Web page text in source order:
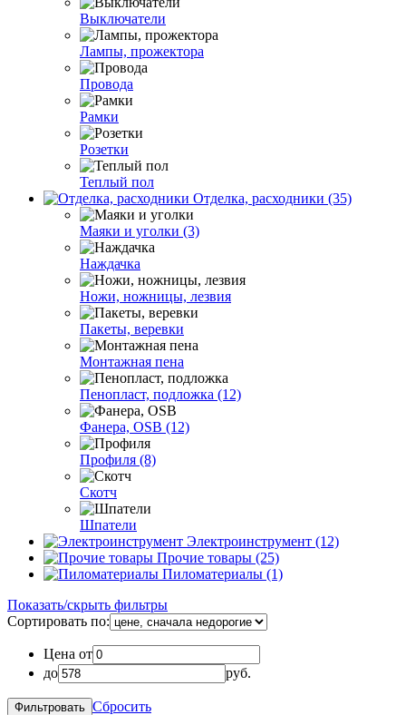
Выключатели
Лампы, прожектора
Провода
Рамки
Розетки
Теплый пол
Отделка, расходники (35)
Маяки и уголки (3)
Наждачка
Ножи, ножницы, лезвия
Пакеты, веревки
Монтажная пена
Пенопласт, подложка (12)
Фанера, OSB (12)
Профиля (8)
Скотч
Шпатели
Электроинструмент (12)
Прочие товары (25)
Пиломатериалы (1)
Показать/скрыть фильтры
Сортировать по:
Цена от
до
руб.
Сбросить